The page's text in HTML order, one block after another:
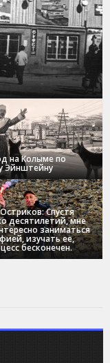
на Колыме по
Эйнштейну
Спустя
десятилетий, мне
заниматься
изучать ее,
бесконечен.